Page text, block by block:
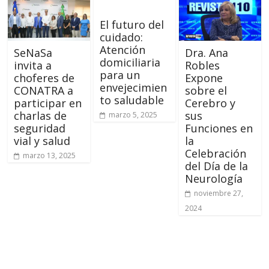
SeNaSa
invita a
choferes de
CONATRA a
participar en
charlas de
seguridad
vial y salud
marzo 13, 2025
El futuro del
cuidado:
Atención
domiciliaria
para un
envejecimien
to saludable
marzo 5, 2025
Dra. Ana
Robles
Expone
sobre el
Cerebro y
sus
Funciones en
la
Celebración
del Día de la
Neurología
noviembre 27,
2024